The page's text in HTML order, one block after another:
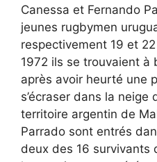
Canessa et Fernando
jeunes rugbymen
respectivement 19 et
1972 ils se trouvaient à
après avoir heurté une
s’écraser dans la neige
territoire argentin de
Parrado sont entrés
deux des 16 survivants